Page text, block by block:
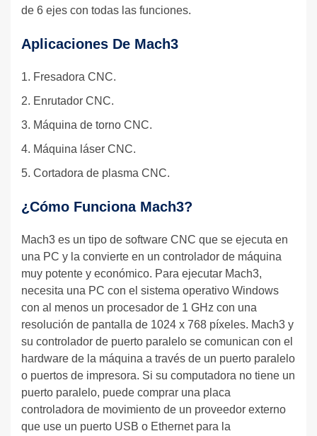
de 6 ejes con todas las funciones.
Aplicaciones De Mach3
1. Fresadora CNC.
2. Enrutador CNC.
3. Máquina de torno CNC.
4. Máquina láser CNC.
5. Cortadora de plasma CNC.
¿Cómo Funciona Mach3?
Mach3 es un tipo de software CNC que se ejecuta en
una PC y la convierte en un controlador de máquina
muy potente y económico. Para ejecutar Mach3,
necesita una PC con el sistema operativo Windows
con al menos un procesador de 1 GHz con una
resolución de pantalla de 1024 x 768 píxeles. Mach3 y
su controlador de puerto paralelo se comunican con el
hardware de la máquina a través de un puerto paralelo
o puertos de impresora. Si su computadora no tiene un
puerto paralelo, puede comprar una placa
controladora de movimiento de un proveedor externo
que use un puerto USB o Ethernet para la